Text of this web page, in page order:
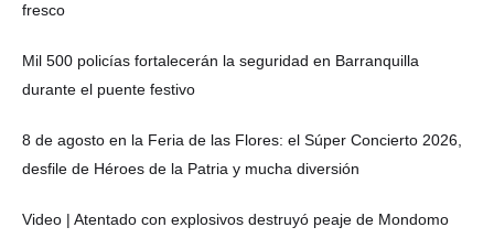
fresco
Mil 500 policías fortalecerán la seguridad en Barranquilla
durante el puente festivo
8 de agosto en la Feria de las Flores: el Súper Concierto 2026,
desfile de Héroes de la Patria y mucha diversión
Video | Atentado con explosivos destruyó peaje de Mondomo